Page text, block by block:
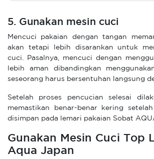
5. Gunakan mesin cuci
Mencuci pakaian dengan tangan
akan tetapi lebih disarankan untuk
cuci. Pasalnya, mencuci dengan
lebih aman dibandingkan
seseorang harus bersentuhan langsung
Setelah proses pencucian selesai
memastikan benar-benar kering
disimpan pada lemari pakaian Sobat
Gunakan Mesin Cuci Top
Aqua Japan